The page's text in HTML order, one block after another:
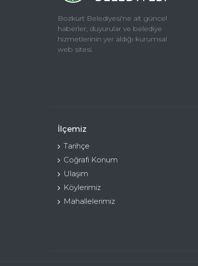
Bozkurt Belediyesi'ne ait güncel
haberler, duyurular ve belediye
hizmetlerinin yer aldığı kurumsal
web sitesi.
İlçemiz
Tarihçe
Coğrafi Konum
Ulaşım
Köylerimiz
Mahallelerimiz